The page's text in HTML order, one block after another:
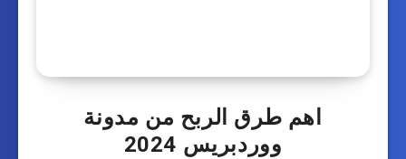
اهم طرق الربح من مدونة
ووردبريس 2024